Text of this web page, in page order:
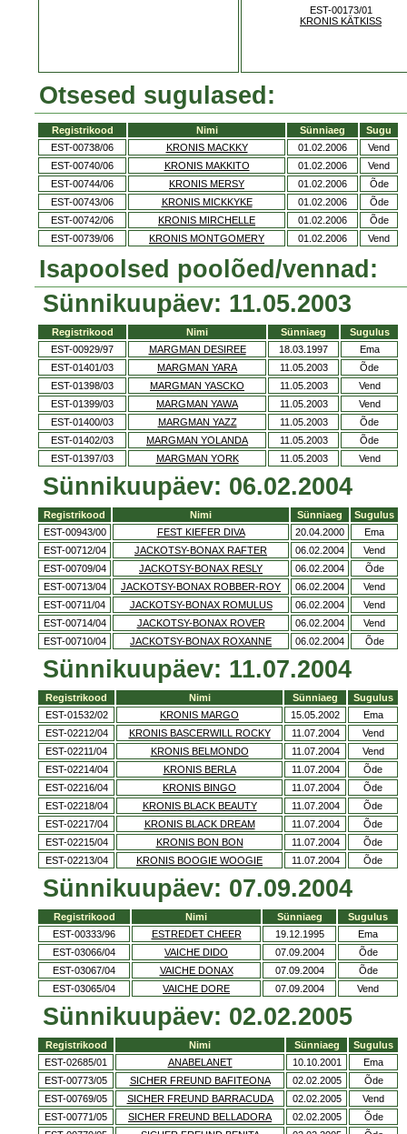
EST-00173/01
KRONIS KÄTKISS
Otsesed sugulased:
Registrikood Nimi Sünniaeg
Sugu
EST-00738/06
KRONIS MACKKY 01.02.2006
Vend
EST-00740/06
KRONIS MAKKITO 01.02.2006
Vend
EST-00744/06
KRONIS MERSY 01.02.2006
Õde
EST-00743/06
KRONIS MICKKYKE 01.02.2006
Õde
EST-00742/06
KRONIS MIRCHELLE 01.02.2006
Õde
EST-00739/06
KRONIS MONTGOMERY 01.02.2006 Vend
Isapoolsed poolõed/vennad:
Sünnikuupäev: 11.05.2003
Registrikood Nimi Sünniaeg
Sugulus
EST-00929/97
MARGMAN DESIREE 18.03.1997
Ema
EST-01401/03
MARGMAN YARA 11.05.2003
Õde
EST-01398/03
MARGMAN YASCKO 11.05.2003
Vend
EST-01399/03
MARGMAN YAWA 11.05.2003
Vend
EST-01400/03
MARGMAN YAZZ 11.05.2003
Õde
EST-01402/03
MARGMAN YOLANDA 11.05.2003
Õde
EST-01397/03
MARGMAN YORK 11.05.2003 Vend
Sünnikuupäev: 06.02.2004
Registrikood Nimi Sünniaeg
Sugulus
EST-00943/00
FEST KIEFER DIVA 20.04.2000
Ema
EST-00712/04
JACKOTSY-BONAX RAFTER 06.02.2004
Vend
EST-00709/04
JACKOTSY-BONAX RESLY 06.02.2004
Õde
EST-00713/04
JACKOTSY-BONAX ROBBER-ROY 06.02.2004
Vend
EST-00711/04
JACKOTSY-BONAX ROMULUS 06.02.2004
Vend
EST-00714/04
JACKOTSY-BONAX ROVER 06.02.2004
Vend
EST-00710/04
JACKOTSY-BONAX ROXANNE 06.02.2004 Õde
Sünnikuupäev: 11.07.2004
Registrikood Nimi Sünniaeg
Sugulus
EST-01532/02
KRONIS MARGO 15.05.2002
Ema
EST-02212/04
KRONIS BASCERWILL ROCKY 11.07.2004
Vend
EST-02211/04
KRONIS BELMONDO 11.07.2004
Vend
EST-02214/04
KRONIS BERLA 11.07.2004
Õde
EST-02216/04
KRONIS BINGO 11.07.2004
Õde
EST-02218/04
KRONIS BLACK BEAUTY 11.07.2004
Õde
EST-02217/04
KRONIS BLACK DREAM 11.07.2004
Õde
EST-02215/04
KRONIS BON BON 11.07.2004
Õde
EST-02213/04
KRONIS BOOGIE WOOGIE 11.07.2004 Õde
Sünnikuupäev: 07.09.2004
Registrikood Nimi Sünniaeg
Sugulus
EST-00333/96
ESTREDET CHEER 19.12.1995
Ema
EST-03066/04
VAICHE DIDO 07.09.2004
Õde
EST-03067/04
VAICHE DONAX 07.09.2004
Õde
EST-03065/04
VAICHE DORE 07.09.2004 Vend
Sünnikuupäev: 02.02.2005
Registrikood Nimi Sünniaeg
Sugulus
EST-02685/01
ANABELANET 10.10.2001
Ema
EST-00773/05
SICHER FREUND BAFITEONA 02.02.2005
Õde
EST-00769/05
SICHER FREUND BARRACUDA 02.02.2005
Vend
EST-00771/05
SICHER FREUND BELLADORA 02.02.2005
Õde